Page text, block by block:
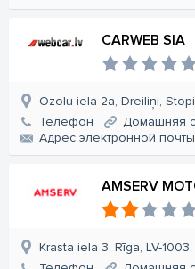
CARWEB SIA
Ozolu iela 2a, Dreiliņi,
Телефон
Домашняя
Aдрес электронной почты
AMSERV
Krasta iela 3, Rīga, LV-1003